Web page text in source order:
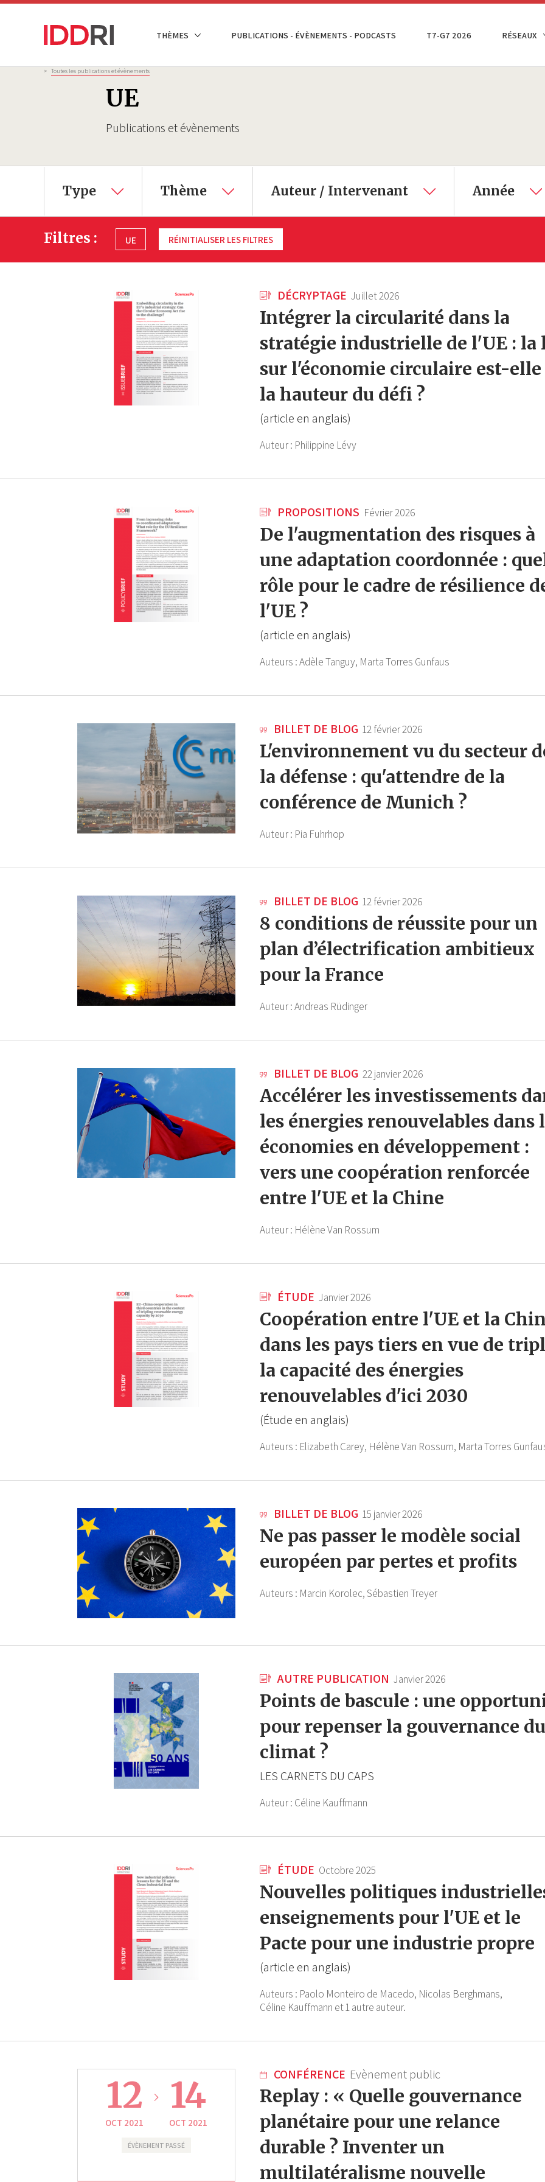
Aller
NAVIGATION
THÈMES PUBLICATIONS - ÉVÈNEMENTS - PODCASTS T7-G7 2026 RÉSEAUX
UE
Publications et évènements
Fil
d'Ariane
> Toutes les publications et évènements
Type Thème Auteur / Intervenant Année
Filtres : UE RÉINITIALISER LES FILTRES
DÉCRYPTAGE Juillet 2026
Intégrer la circularité dans la
stratégie industrielle de l'UE : la
sur l'économie circulaire est-elle
la hauteur du défi ?
(article en anglais)
Auteur : Philippine Lévy
PROPOSITIONS Février 2026
De l'augmentation des risques à
une adaptation coordonnée :
rôle pour le cadre de résilience
l'UE ?
(article en anglais)
Auteurs :Adèle Tanguy, Marta Torres Gunfaus
BILLET DE BLOG 12 février 2026
L'environnement vu du secteur
la défense : qu'attendre de la
conférence de Munich ?
Auteur : Pia Fuhrhop
BILLET DE BLOG 12 février 2026
8 conditions de réussite pour un
plan d’électrification ambitieux
pour la France
Auteur :Andreas Rüdinger
BILLET DE BLOG 22 janvier 2026
Accélérer les investissements
les énergies renouvelables dans
économies en développement :
vers une coopération renforcée
entre l'UE et la Chine
Auteur : Hélène Van Rossum
ÉTUDE Janvier 2026
Coopération entre l'UE et la
dans les pays tiers en vue de
la capacité des énergies
renouvelables d'ici 2030
(Étude en anglais)
Auteurs : Elizabeth Carey, Hélène Van Rossum, Marta Torres
BILLET DE BLOG 15 janvier 2026
Ne pas passer le modèle social
européen par pertes et profits
Auteurs : Marcin Korolec,Sébastien Treyer
AUTRE PUBLICATION Janvier 2026
Points de bascule : une
pour repenser la gouvernance du
climat ?
LES CARNETS DU CAPS
Auteur : Céline Kauffmann
ÉTUDE Octobre 2025
Nouvelles politiques
enseignements pour l'UE et le
Pacte pour une industrie propre
(article en anglais)
Auteurs : Paolo Monteiro de Macedo, Nicolas Berghmans,
Céline Kauffmann et 1 autre auteur.
12
OCT 2021
14
OCT 2021
ÉVÈNEMENT PASSÉ
CONFÉRENCE Evènement public
Replay : « Quelle gouvernance
planétaire pour une relance
durable ? Inventer un
multilatéralisme nouvelle